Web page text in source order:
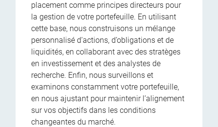
placement comme principes directeurs pour
la gestion de votre portefeuille. En utilisant
cette base, nous construisons un mélange
personnalisé d’actions, d’obligations et de
liquidités, en collaborant avec des stratèges
en investissement et des analystes de
recherche. Enfin, nous surveillons et
examinons constamment votre portefeuille,
en nous ajustant pour maintenir l’alignement
sur vos objectifs dans les conditions
changeantes du marché.